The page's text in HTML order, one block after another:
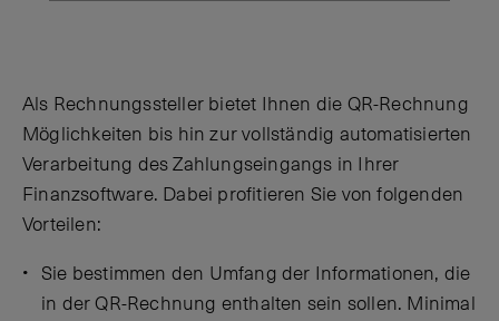
Als Rechnungssteller bietet Ihnen die QR-Rechnung
Möglichkeiten bis hin zur vollständig automatisierten
Verarbeitung des Zahlungseingangs in Ihrer
Finanzsoftware. Dabei profitieren Sie von folgenden
Vorteilen:
Sie bestimmen den Umfang der Informationen, die
in der QR-Rechnung enthalten sein sollen. Minimal